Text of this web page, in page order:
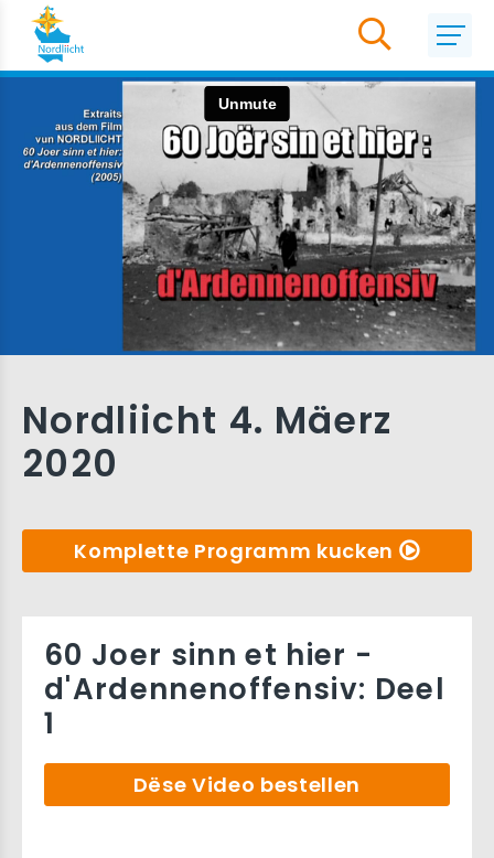
Nordliicht 4. Mäerz
2020
Komplette Programm kucken
60 Joer sinn et hier -
d'Ardennenoffensiv: Deel
1
Dëse Video bestellen